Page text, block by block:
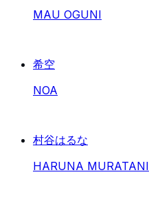
MAU OGUNI
希空
NOA
村谷はるな
HARUNA MURATANI